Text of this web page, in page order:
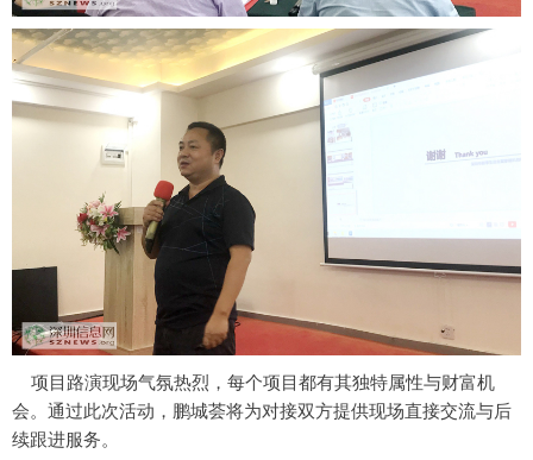
项目路演现场气氛热烈，每个项目都有其独特属性与财富机
会。通过此次活动，鹏城荟将为对接双方提供现场直接交流与后
续跟进服务。